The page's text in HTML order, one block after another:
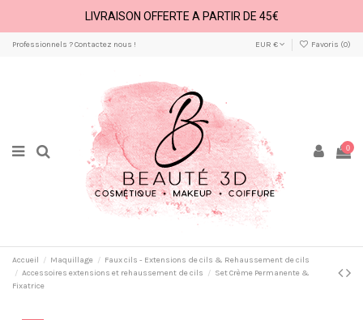
LIVRAISON OFFERTE A PARTIR DE 45€
Professionnels ? Contactez nous ! EUR € Favoris (0)
0
Accueil Maquillage
Faux cils - Extensions de cils & Rehaussement de cils
Accessoires extensions et rehaussement de cils
Set Crème Permanente &
Fixatrice